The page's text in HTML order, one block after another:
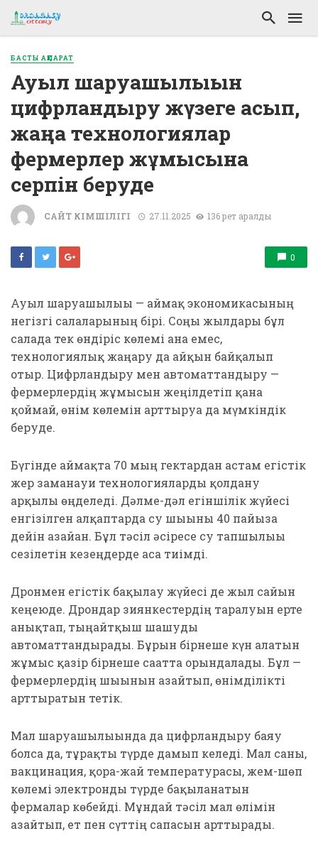
БАСТЫ АҚПАРАТ
Ауыл шаруашылығын
цифрландыру жүзеге асып,
жаңа технологиялар
фермерлер жұмысына
серпін беруде
САЙТ ӘКІМШІЛІГІ 27.11.2025 136 рет қаралды
0
Ауыл шаруашылығы — аймақ экономикасының
негізгі салаларының бірі. Соңғы жылдары бұл
салада тек өндіріс көлемі ғана емес,
технологиялық жаңару да айқын байқалып
отыр. Цифрландыру мен автоматтандыру —
фермерлердің жұмысын жеңілдетіп қана
қоймай, өнім көлемін арттыруға да мүмкіндік
беруде.
Бүгінде аймақта 70 мың гектардан астам егістік
жер заманауи технологияларды қолдану
арқылы өңделеді. Дәлме-дәл егіншілік жүйесі
енгізілген алқаптарда су шығыны 40 пайызға
дейін азайған. Бұл тәсіл әсіресе су тапшылығы
сезілетін кезеңдерде аса тиімді.
Дронмен егістік бақылау жүйесі де жыл сайын
кеңеюде. Дрондар зиянкестердің таралуын ерте
анықтап, тыңайтқыш шашуды
автоматтандырады. Бұрын бірнеше күн алатын
жұмыс қазір бірнеше сағатта орындалады. Бұл —
фермерлердің шығынын азайтып, өнімділікті
арттыратын тетік.
Мал шаруашылығында да цифрландыру баяу
болса да, тұрақты түрде дамып келеді. Мал саны,
вакцинация, қора-жай температурасы, жем-шөп
көлемі электронды түрде бақыланатын
фермалар көбейді. Мұндай тәсіл мал өлімін
азайтып, ет пен сүттің сапасын арттырады.